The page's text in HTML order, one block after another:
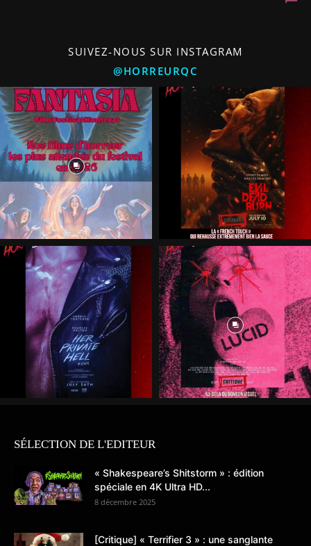
SUIVEZ-NOUS SUR INSTAGRAM
@HORREURQC
SÉLECTION DE L'EDITEUR
« Shakespeare’s Shitstorm » : édition
spéciale en 4K Ultra HD...
8 décembre 2025
[Critique] « Terrifier 3 » : une sanglante